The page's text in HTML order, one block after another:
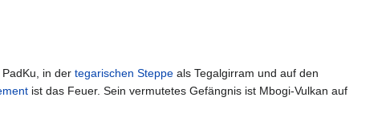
PadKu, in der tegarischen Steppe als Tegalgirram und auf den
ist das Feuer. Sein vermutetes Gefängnis ist Mbogi-Vulkan auf